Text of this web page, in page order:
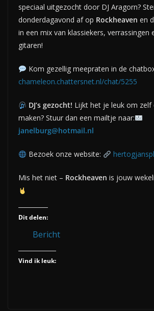
speciaal uitgezocht door DJ Aragorn?
donderdagavond af op Rockheaven en
in een mix van klassiekers, verrassingen
gitaren!
Kom gezellig meepraten in de
chameleon.chattersnet.nl/chat/5255
DJ’s gezocht! Lijkt het je leuk om
maken? Stuur dan een mailtje naar:
janelburg@hotmail.nl
Bezoek onze website:
Mis het niet – Rockheaven is jouw
Dit delen:
Bericht
Vind ik leuk: